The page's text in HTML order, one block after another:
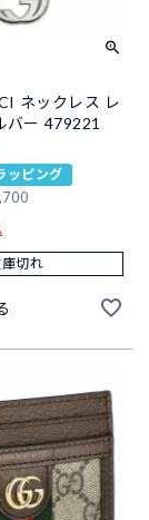
ネックレス レ
バー 479221
ッピング
切れ